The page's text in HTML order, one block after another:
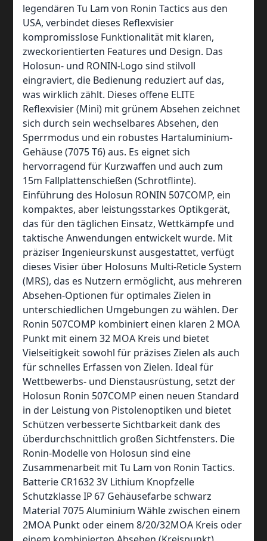
legendären Tu Lam von Ronin Tactics aus den
USA, verbindet dieses Reflexvisier
kompromisslose Funktionalität mit klaren,
zweckorientierten Features und Design. Das
Holosun- und RONIN-Logo sind stilvoll
eingraviert, die Bedienung reduziert auf das,
was wirklich zählt. Dieses offene ELITE
Reflexvisier (Mini) mit grünem Absehen zeichnet
sich durch sein wechselbares Absehen, den
Sperrmodus und ein robustes Hartaluminium-
Gehäuse (7075 T6) aus. Es eignet sich
hervorragend für Kurzwaffen und auch zum
15m Fallplattenschießen (Schrotflinte).
Einführung des Holosun RONIN 507COMP, ein
kompaktes, aber leistungsstarkes Optikgerät,
das für den täglichen Einsatz, Wettkämpfe und
taktische Anwendungen entwickelt wurde. Mit
präziser Ingenieurskunst ausgestattet, verfügt
dieses Visier über Holosuns Multi-Reticle System
(MRS), das es Nutzern ermöglicht, aus mehreren
Absehen-Optionen für optimales Zielen in
unterschiedlichen Umgebungen zu wählen. Der
Ronin 507COMP kombiniert einen klaren 2 MOA
Punkt mit einem 32 MOA Kreis und bietet
Vielseitigkeit sowohl für präzises Zielen als auch
für schnelles Erfassen von Zielen. Ideal für
Wettbewerbs- und Dienstausrüstung, setzt der
Holosun Ronin 507COMP einen neuen Standard
in der Leistung von Pistolenoptiken und bietet
Schützen verbesserte Sichtbarkeit dank des
überdurchschnittlich großen Sichtfensters. Die
Ronin-Modelle von Holosun sind eine
Zusammenarbeit mit Tu Lam von Ronin Tactics.
Batterie CR1632 3V Lithium Knopfzelle
Schutzklasse IP 67 Gehäusefarbe schwarz
Material 7075 Aluminium Wähle zwischen einem
2MOA Punkt oder einem 8/20/32MOA Kreis oder